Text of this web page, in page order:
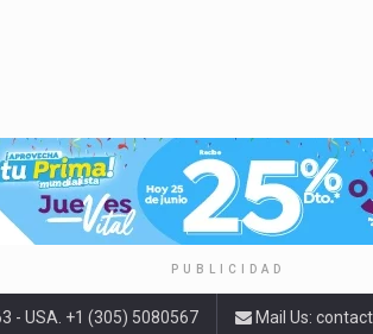
PUBLICIDAD
- USA. +1 (305) 5080567 Mail Us: